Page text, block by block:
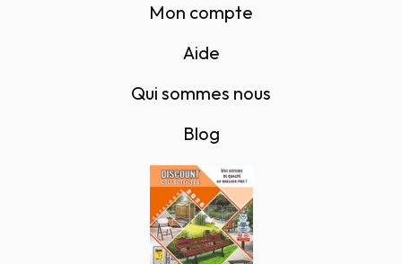
Mon compte
Aide
Qui sommes nous
Blog